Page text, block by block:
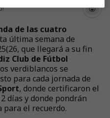
de las cuatro
última semana de
que llegará a su fin
Club de Fútbol
verdiblancos se
para cada jornada de
, donde certificaron el
días y donde pondrán
para el recuerdo.